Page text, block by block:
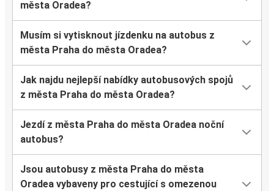
města Oradea?
Musím si vytisknout jízdenku na autobus z
města Praha do města Oradea?
Jak najdu nejlepší nabídky autobusových spojů
z města Praha do města Oradea?
Jezdí z města Praha do města Oradea noční
autobus?
Jsou autobusy z města Praha do města
Oradea vybaveny pro cestující s omezenou